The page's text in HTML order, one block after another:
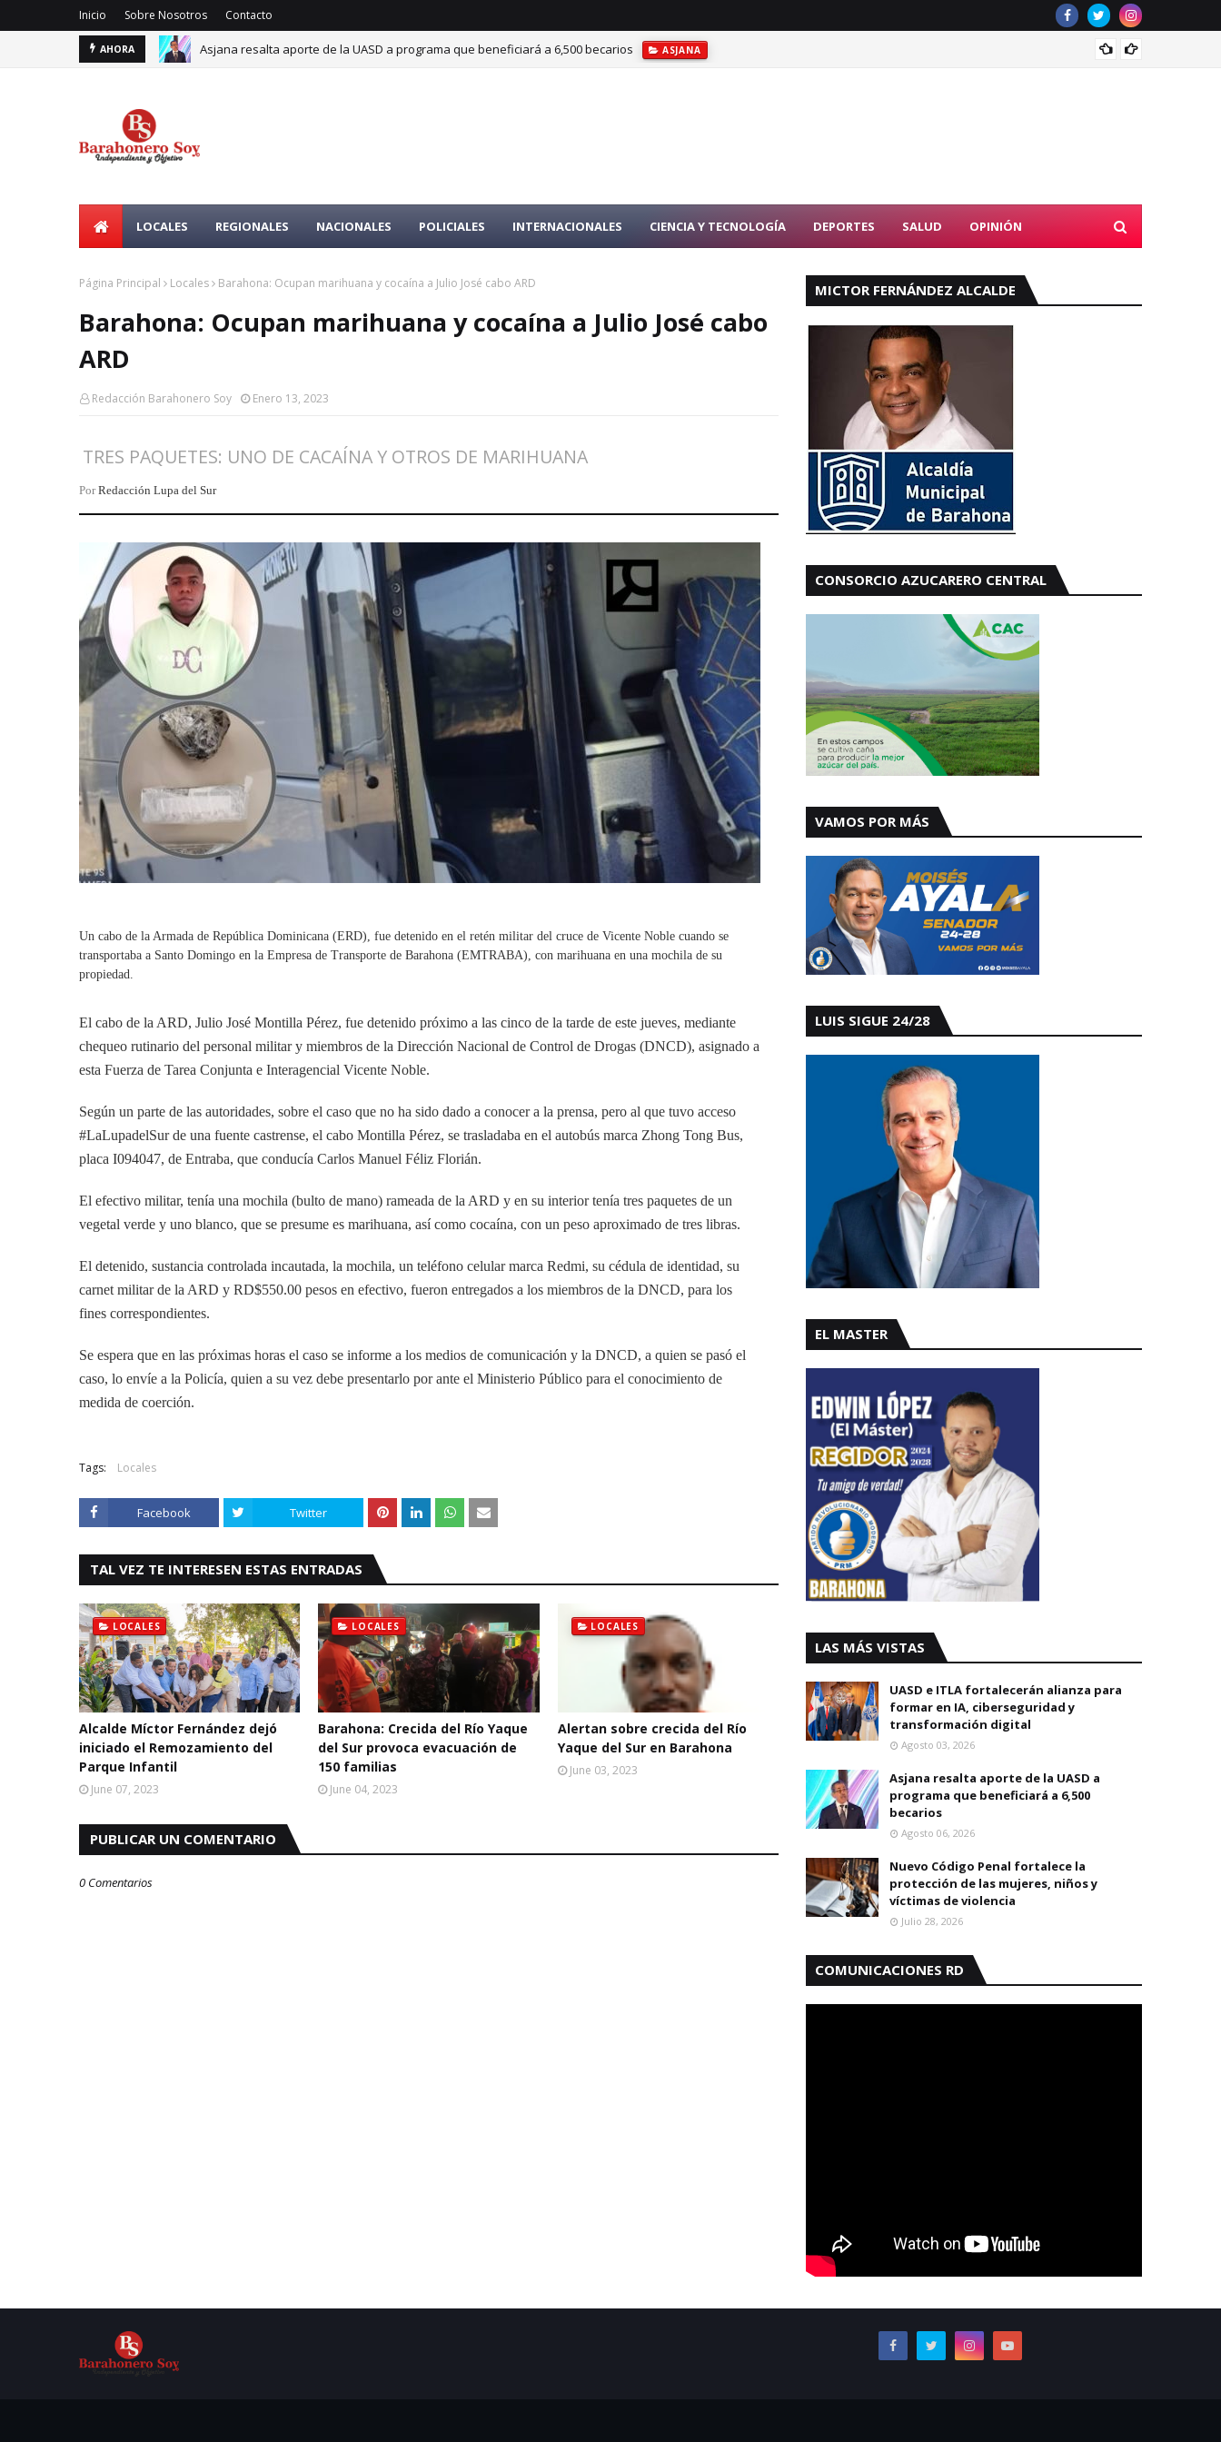
Inicio Sobre Nosotros Contacto
AHORA
Asjana resalta aporte de la UASD a programa que beneficiará a 6,500 becarios
UASD e ITLA fortalecerán alianza para formar en IA, ciberseguridad y transformación digital
LOCALES REGIONALES NACIONALES POLICIALES INTERNACIONALES CIENCIA Y TECNOLOGÍA DEPORTES SALUD OPINIÓN
Página Principal Locales Barahona: Ocupan marihuana y cocaína a Julio José cabo ARD
Barahona: Ocupan marihuana y cocaína a Julio José cabo
ARD
Redacción Barahonero Soy Enero 13, 2023
TRES PAQUETES: UNO DE CACAÍNA Y OTROS DE MARIHUANA
Por Redacción Lupa del Sur
Un cabo de la Armada de República Dominicana (ERD), fue detenido en el retén militar del cruce de Vicente Noble cuando se
transportaba a Santo Domingo en la Empresa de Transporte de Barahona (EMTRABA), con marihuana en una mochila de su
propiedad.
El cabo de la ARD, Julio José Montilla Pérez, fue detenido próximo a las cinco de la tarde de este jueves, mediante
chequeo rutinario del personal militar y miembros de la Dirección Nacional de Control de Drogas (DNCD), asignado a
esta Fuerza de Tarea Conjunta e Interagencial Vicente Noble.
Según un parte de las autoridades, sobre el caso que no ha sido dado a conocer a la prensa, pero al que tuvo acceso
#LaLupadelSur de una fuente castrense, el cabo Montilla Pérez, se trasladaba en el autobús marca Zhong Tong Bus,
placa I094047, de Entraba, que conducía Carlos Manuel Féliz Florián.
El efectivo militar, tenía una mochila (bulto de mano) rameada de la ARD y en su interior tenía tres paquetes de un
vegetal verde y uno blanco, que se presume es marihuana, así como cocaína, con un peso aproximado de tres libras.
El detenido, sustancia controlada incautada, la mochila, un teléfono celular marca Redmi, su cédula de identidad, su
carnet militar de la ARD y RD$550.00 pesos en efectivo, fueron entregados a los miembros de la DNCD, para los
fines correspondientes.
Se espera que en las próximas horas el caso se informe a los medios de comunicación y la DNCD, a quien se pasó el
caso, lo envíe a la Policía, quien a su vez debe presentarlo por ante el Ministerio Público para el conocimiento de
medida de coerción.
Tags: Locales
Facebook Twitter
TAL VEZ TE INTERESEN ESTAS ENTRADAS
LOCALES
Alcalde Míctor Fernández dejó
iniciado el Remozamiento del
Parque Infantil
June 07, 2023
LOCALES
Barahona: Crecida del Río Yaque
del Sur provoca evacuación de
150 familias
June 04, 2023
LOCALES
Alertan sobre crecida del Río
Yaque del Sur en Barahona
June 03, 2023
PUBLICAR UN COMENTARIO
0 Comentarios
MICTOR FERNÁNDEZ ALCALDE
CONSORCIO AZUCARERO CENTRAL
VAMOS POR MÁS
LUIS SIGUE 24/28
EL MASTER
LAS MÁS VISTAS
UASD e ITLA fortalecerán alianza para
formar en IA, ciberseguridad y
transformación digital
Agosto 03, 2026
Asjana resalta aporte de la UASD a
programa que beneficiará a 6,500
becarios
Agosto 06, 2026
Nuevo Código Penal fortalece la
protección de las mujeres, niños y
víctimas de violencia
Julio 28, 2026
COMUNICACIONES RD